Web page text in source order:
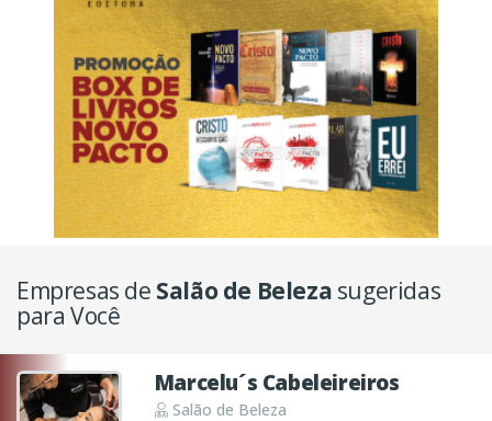
Empresas de Salão de Beleza sugeridas
para Você
Marcelu´s Cabeleireiros
Salão de Beleza